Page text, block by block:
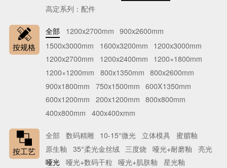
高定系列：配件
按规格
全部 1200x2700mm
900x2600mm
1500x3000mm
1600x3200mm
1200x3000mm
1200x2700mm
1200x2400mm
1200×1800mm
1200×1200mm
800x1350mm
800x2600mm
900x1800mm
750x1500mm
600X1350mm
600x1200mm
200x1200mm
800x800mm
400x800mm
400x400xmm
按工艺
全部 数码精雕 10-15°微光 立体模具
蜜腊釉
原生釉
35°柔光金丝绒 三度烧 哑光+耐磨釉
亮光
哑光
哑光+数码干粒 哑光+肌肤釉 星光釉